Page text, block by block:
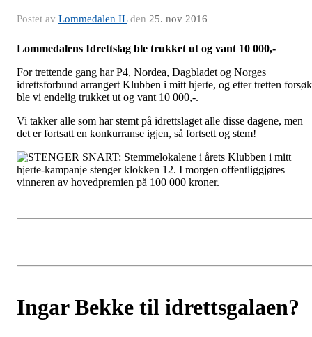
Postet av Lommedalen ILden 25. nov 2016
Lommedalens Idrettslag ble trukket ut og vant 10 000,-
For trettende gang har P4, Nordea, Dagbladet og Norges
idrettsforbund arrangert Klubben i mitt hjerte, og etter tretten forsøk
ble vi endelig trukket ut og vant 10 000,-.
Vi takker alle som har stemt på idrettslaget alle disse dagene, men
det er fortsatt en konkurranse igjen, så fortsett og stem!
Ingar Bekke til idrettsgalaen?